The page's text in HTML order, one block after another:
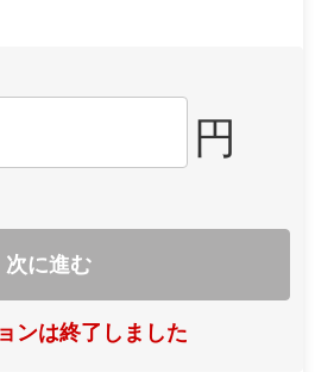
円
次に進む
ンは終了しました